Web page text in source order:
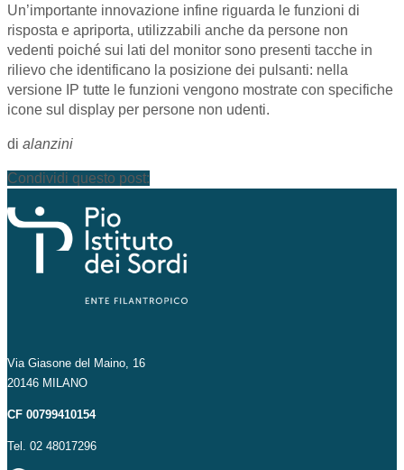
Un’importante innovazione infine riguarda le funzioni di
risposta e apriporta, utilizzabili anche da persone non
vedenti poiché sui lati del monitor sono presenti tacche in
rilievo che identificano la posizione dei pulsanti: nella
versione IP tutte le funzioni vengono mostrate con specifiche
icone sul display per persone non udenti.
di alanzini
Condividi questo post:
Via Giasone del Maino, 16
20146 MILANO
CF 00799410154
Tel. 02 48017296